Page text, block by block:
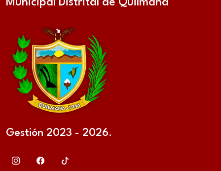
Municipal Distrital de Quilmaná
Gestión 2023 - 2026.